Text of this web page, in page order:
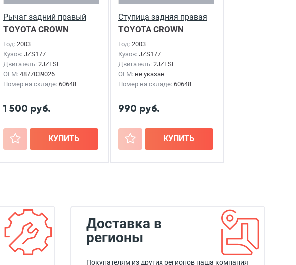
Рычаг задний правый
TOYOTA CROWN
MAJESTA
Год: 2003
Кузов: JZS177
Двигатель: 2JZFSE
OEM: 4877039026
Номер на складе: 60648
1 500 руб.
+ КУПИТЬ
Ступица задняя правая
TOYOTA CROWN
MAJESTA
Год: 2003
Кузов: JZS177
Двигатель: 2JZFSE
OEM: не указан
Номер на складе: 60648
990 руб.
+ КУПИТЬ
Доставка в
регионы
Покупателям из других регионов наша компания